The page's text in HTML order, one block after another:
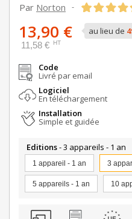
Par Norton -
13,90 € au lieu de
11,58 € HT
Code
Livré par email
Logiciel
En téléchargement
Installation
Simple et guidée
Editions- 3 appareils - 1 an
1 appareil - 1 an 3
5 appareils - 1 an 10